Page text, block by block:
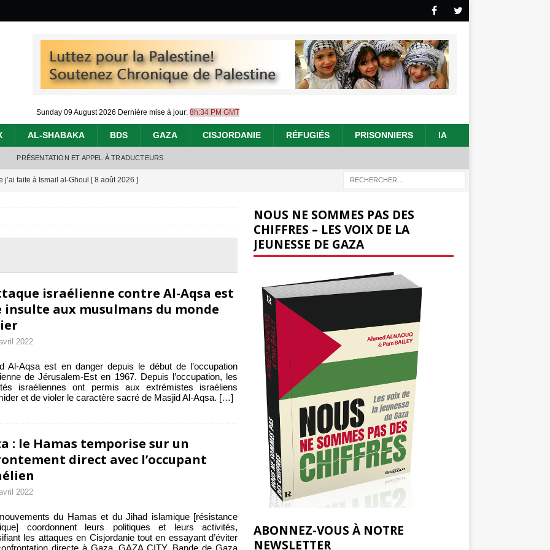
Sunday 09 August 2026 Dernière mise à jour: 8h:34 PM GMT
AL-SHABAKA BDS GAZA CISJORDANIE RÉFUGIÉS PRISONNIERS IA
PRÉSENTATION ET APPEL À TRADUCTEURS
j’ai faite à Ismail al-Ghoul [ 8 août 2026 ]
: l’histoire de Gaza au-delà des chiffres
de la CIJ sur la Palestine : possibilités et limites [ 8 août 2026 ]
israélienne contre Al-Aqsa est
insulte aux musulmans du monde
2022
Al-Aqsa est en danger depuis le début de l’occupation
de Jérusalem-Est en 1967. Depuis l’occupation, les
israéliennes ont permis aux extrémistes israéliens
et de violer le caractère sacré de Masjid Al-Aqsa. […]
: le Hamas temporise sur un
direct avec l’occupant
2022
du Hamas et du Jihad islamique [résistance
coordonnent leurs politiques et leurs activités,
les attaques en Cisjordanie tout en essayant d’éviter
directe à Gaza. GAZA CITY, Bande de Gaza
NOUS NE SOMMES PAS DES
CHIFFRES – LES VOIX DE LA
JEUNESSE DE GAZA
ABONNEZ-VOUS À NOTRE
NEWSLETTER